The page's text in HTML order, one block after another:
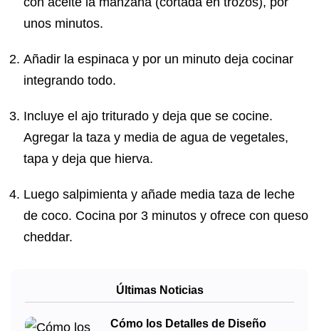
unos minutos.
Añadir la espinaca y por un minuto deja cocinar
integrando todo.
Incluye el ajo triturado y deja que se cocine.
Agregar la taza y media de agua de vegetales,
tapa y deja que hierva.
Luego salpimienta y añade media taza de leche
de coco. Cocina por 3 minutos y ofrece con queso
cheddar.
Últimas Noticias
Cómo los Detalles de Diseño